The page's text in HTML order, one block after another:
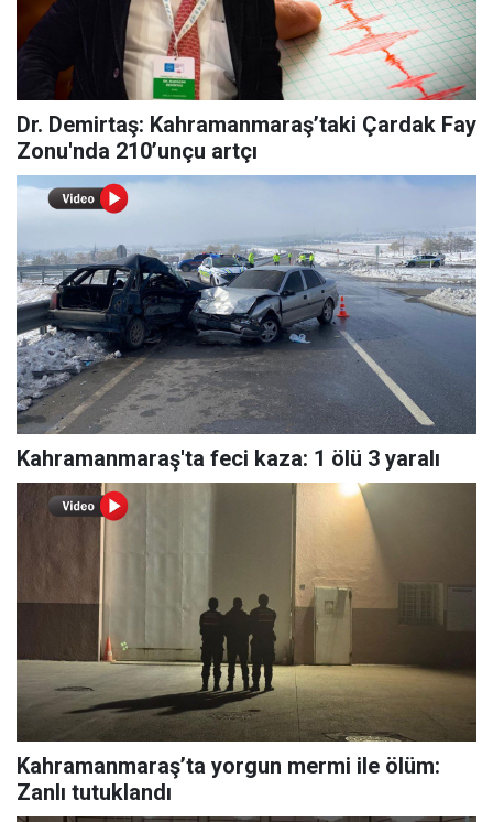
Dr. Demirtaş: Kahramanmaraş’taki Çardak Fay
Zonu'nda 210’unçu artçı
Kahramanmaraş'ta feci kaza: 1 ölü 3 yaralı
Kahramanmaraş’ta yorgun mermi ile ölüm:
Zanlı tutuklandı